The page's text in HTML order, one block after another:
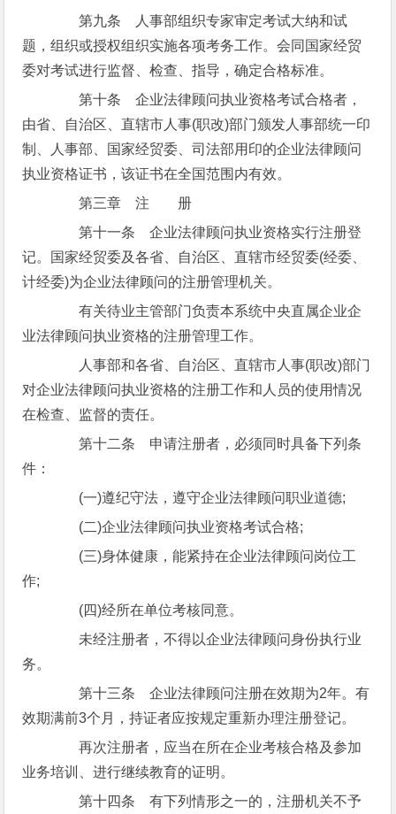
第九条 人事部组织专家审定考试大纳和试
题，组织或授权组织实施各项考务工作。会同国家经贸
委对考试进行监督、检查、指导，确定合格标准。
第十条 企业法律顾问执业资格考试合格者，
由省、自治区、直辖市人事(职改)部门颁发人事部统一印
制、人事部、国家经贸委、司法部用印的企业法律顾问
执业资格证书，该证书在全国范围内有效。
第三章 注 册
第十一条 企业法律顾问执业资格实行注册登
记。国家经贸委及各省、自治区、直辖市经贸委(经委、
计经委)为企业法律顾问的注册管理机关。
有关待业主管部门负责本系统中央直属企业企
业法律顾问执业资格的注册管理工作。
人事部和各省、自治区、直辖市人事(职改)部门
对企业法律顾问执业资格的注册工作和人员的使用情况
在检查、监督的责任。
第十二条 申请注册者，必须同时具备下列条
件：
(一)遵纪守法，遵守企业法律顾问职业道德;
(二)企业法律顾问执业资格考试合格;
(三)身体健康，能紧持在企业法律顾问岗位工
作;
(四)经所在单位考核同意。
未经注册者，不得以企业法律顾问身份执行业
务。
第十三条 企业法律顾问注册在效期为2年。有
效期满前3个月，持证者应按规定重新办理注册登记。
再次注册者，应当在所在企业考核合格及参加
业务培训、进行继续教育的证明。
第十四条 有下列情形之一的，注册机关不予